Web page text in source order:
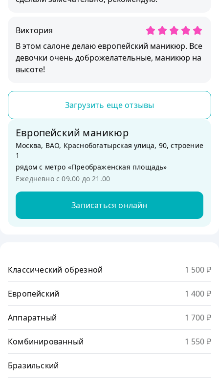
Виктория
В этом салоне делаю европейский маникюр. Все
девочки очень доброжелательные, маникюр на
высоте!
Загрузить еще отзывы
Европейский маникюр
Москва, ВАО, Краснобогатырская улица, 90, строение
1
рядом с метро «Преображенская площадь»
Ежедневно с 09.00 до 21.00
Записаться онлайн
Классический обрезной 1 500 ₽
Европейский 1 400 ₽
Аппаратный 1 700 ₽
Комбинированный 1 550 ₽
Бразильский